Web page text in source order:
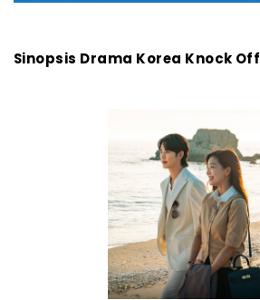
Sinopsis Drama Korea Knock Off